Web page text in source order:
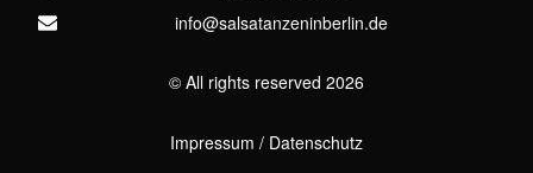
info@salsatanzeninberlin.de
© All rights reserved 2026
Impressum / Datenschutz